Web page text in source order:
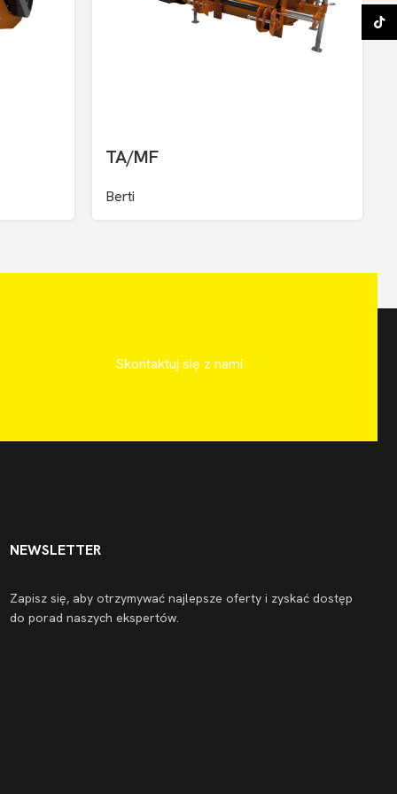
TA/MF
Berti
Skontaktuj się z nami
NEWSLETTER
Zapisz się, aby otrzymywać najlepsze oferty i zyskać dostęp
do porad naszych ekspertów.